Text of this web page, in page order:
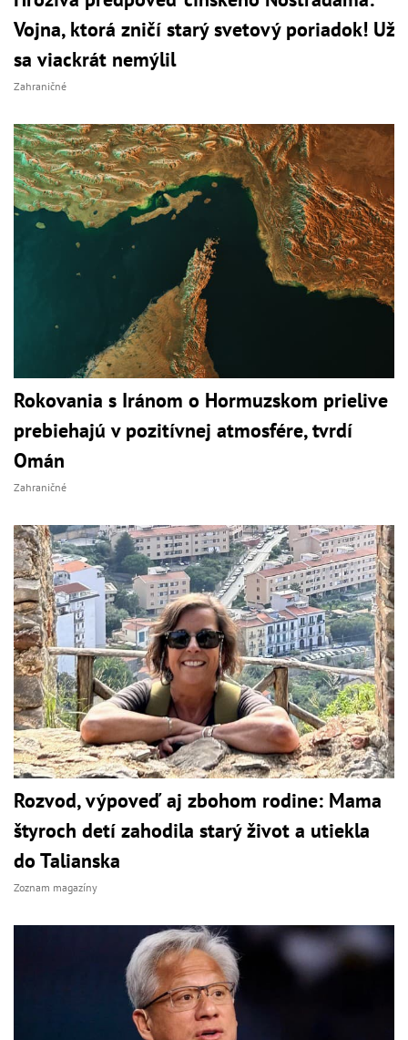
Vojna, ktorá zničí starý svetový poriadok! Už
sa viackrát nemýlil
Zahraničné
Rokovania s Iránom o Hormuzskom prielive
prebiehajú v pozitívnej atmosfére, tvrdí
Omán
Zahraničné
Rozvod, výpoveď aj zbohom rodine: Mama
štyroch detí zahodila starý život a utiekla
do Talianska
Zoznam magazíny